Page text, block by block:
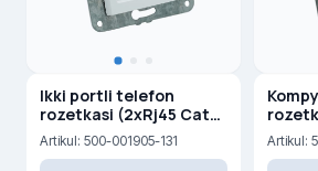
Ikki portli telefon
rozetkasi (2xRj45 Cat
3)
Artikul: 500-001905-131
+Rj45
Artikul: